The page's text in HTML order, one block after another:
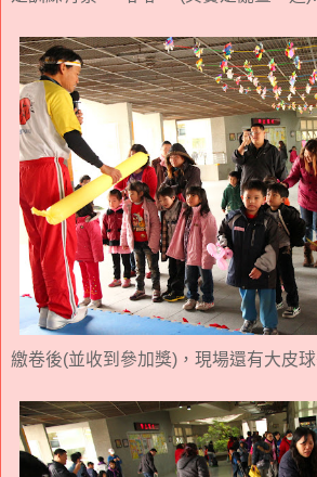
繳卷後(並收到參加獎)，現場還有大皮